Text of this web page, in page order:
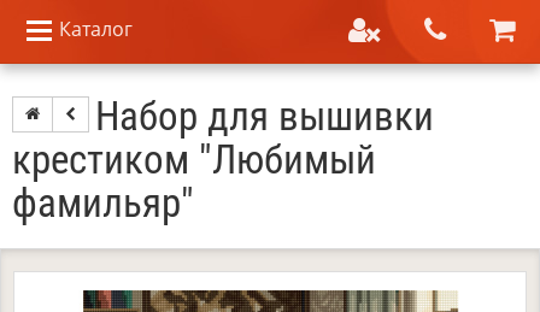
Каталог
Набор для вышивки
крестиком "Любимый
фамильяр"